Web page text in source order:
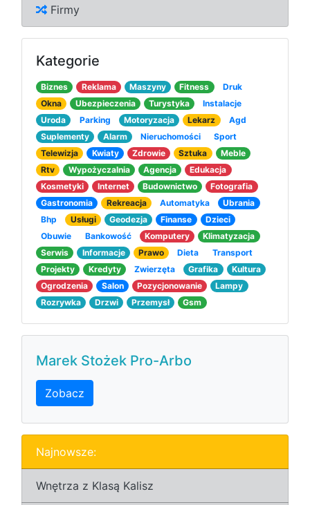
Firmy
Kategorie
Biznes Reklama Maszyny Fitness
Druk
Okna
Ubezpieczenia Turystyka
Instalacje
Uroda
Parking Motoryzacja Lekarz
Agd
Suplementy
Alarm Nieruchomości
Sport
Telewizja
Kwiaty Zdrowie Sztuka
Meble
Rtv
Wypożyczalnia Agencja
Edukacja
Kosmetyki
Internet Budownictwo
Fotografia
Gastronomia
Rekreacja Automatyka
Ubrania
Bhp
Usługi Geodezja Finanse
Dzieci
Obuwie
Bankowość Komputery
Klimatyzacja
Serwis
Informacje Prawo Dieta
Transport
Projekty
Kredyty Zwierzęta Grafika
Kultura
Ogrodzenia
Salon Pozycjonowanie
Lampy
Rozrywka
Drzwi Przemysł Gsm
Marek Stożek Pro-Arbo
Zobacz
Najnowsze:
Wnętrza z Klasą Kalisz